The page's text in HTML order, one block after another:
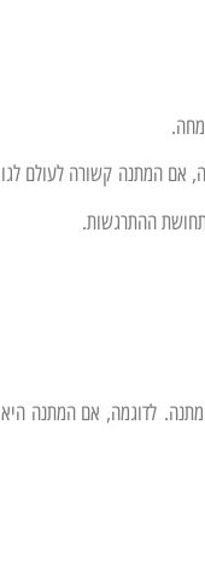
אם המתנה קשורה לעולם לגו
ההתרגשות.
לדוגמה, אם המתנה היא